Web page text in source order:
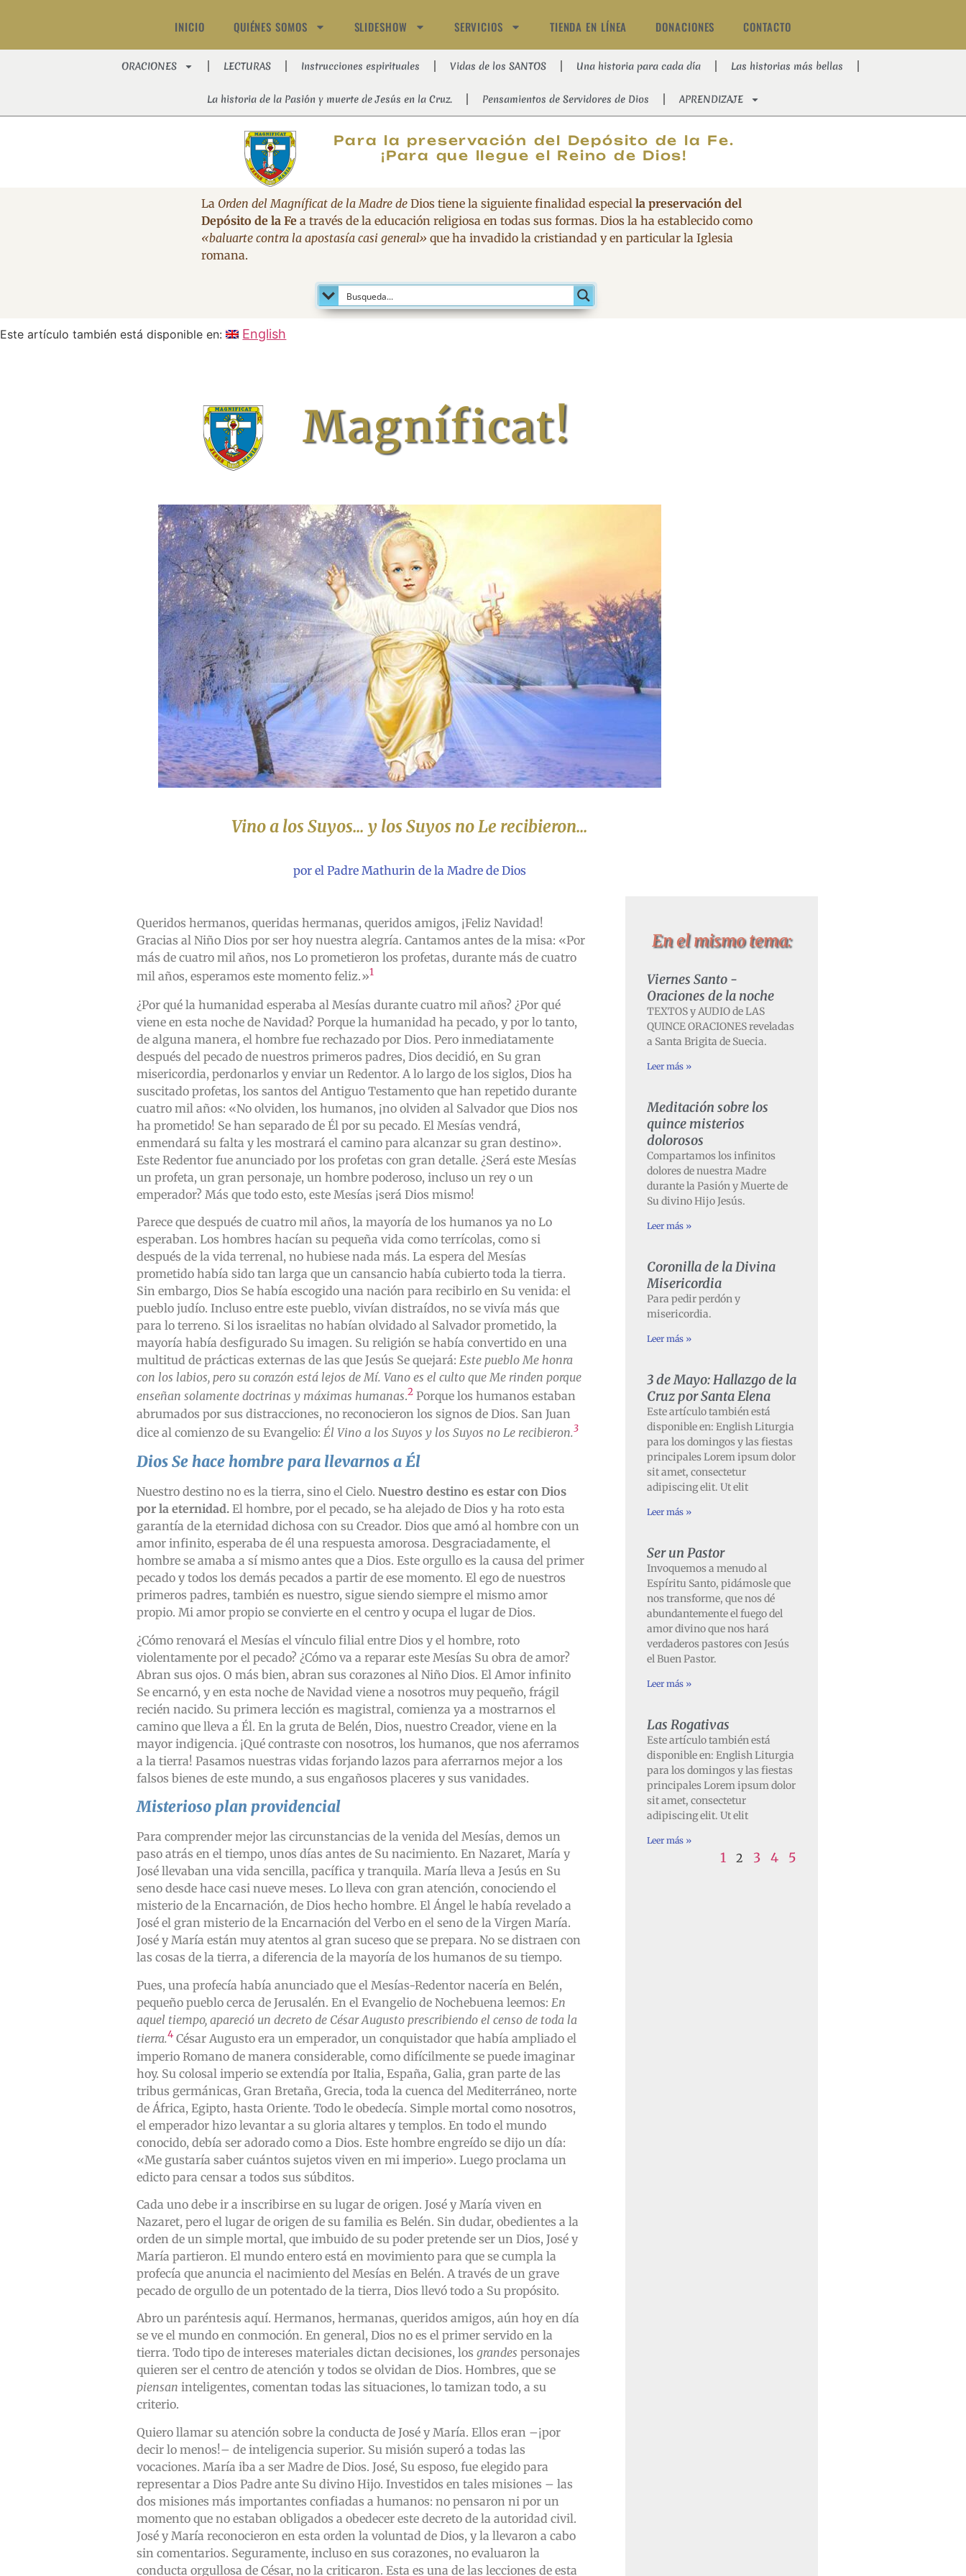
INICIO QUIÉNES SOMOS SLIDESHOW SERVICIOS TIENDA EN LÍNEA DONACIONES CONTACTO
ORACIONES LECTURAS Instrucciones espirituales Vidas de los SANTOS Una historia para cada día Las historias más bellas
La historia de la Pasión y muerte de Jesús en la Cruz. Pensamientos de Servidores de Dios APRENDIZAJE
Para la preservación del Depósito de la Fe.
¡Para que llegue el Reino de Dios!
MAGNIFICAT
La Orden del Magníficat de la Madre de Dios tiene la siguiente finalidad especial la preservación del
Depósito de la Fe a través de la educación religiosa en todas sus formas. Dios la ha establecido como
«baluarte contra la apostasía casi general» que ha invadido la cristiandad y en particular la Iglesia
romana.
Este artículo también está disponible en: English
Magníficat!
Vino a los Suyos… y los Suyos no Le recibieron…
por el Padre Mathurin de la Madre de Dios
Queridos hermanos, queridas hermanas, queridos amigos, ¡Feliz Navidad!
Gracias al Niño Dios por ser hoy nuestra alegría. Cantamos antes de la misa: «Por
más de cuatro mil años, nos Lo prometieron los profetas, durante más de cuatro
mil años, esperamos este momento feliz.»1
¿Por qué la humanidad esperaba al Mesías durante cuatro mil años? ¿Por qué
viene en esta noche de Navidad? Porque la humanidad ha pecado, y por lo tanto,
de alguna manera, el hombre fue rechazado por Dios. Pero inmediatamente
después del pecado de nuestros primeros padres, Dios decidió, en Su gran
misericordia, perdonarlos y enviar un Redentor. A lo largo de los siglos, Dios ha
suscitado profetas, los santos del Antiguo Testamento que han repetido durante
cuatro mil años: «No olviden, los humanos, ¡no olviden al Salvador que Dios nos
ha prometido! Se han separado de Él por su pecado. El Mesías vendrá,
enmendará su falta y les mostrará el camino para alcanzar su gran destino».
Este Redentor fue anunciado por los profetas con gran detalle. ¿Será este Mesías
un profeta, un gran personaje, un hombre poderoso, incluso un rey o un
emperador? Más que todo esto, este Mesías ¡será Dios mismo!
Parece que después de cuatro mil años, la mayoría de los humanos ya no Lo
esperaban. Los hombres hacían su pequeña vida como terrícolas, como si
después de la vida terrenal, no hubiese nada más. La espera del Mesías
prometido había sido tan larga que un cansancio había cubierto toda la tierra.
Sin embargo, Dios Se había escogido una nación para recibirlo en Su venida: el
pueblo judío. Incluso entre este pueblo, vivían distraídos, no se vivía más que
para lo terreno. Si los israelitas no habían olvidado al Salvador prometido, la
mayoría había desfigurado Su imagen. Su religión se había convertido en una
multitud de prácticas externas de las que Jesús Se quejará: Este pueblo Me honra
con los labios, pero su corazón está lejos de Mí. Vano es el culto que Me rinden porque
enseñan solamente doctrinas y máximas humanas.2 Porque los humanos estaban
abrumados por sus distracciones, no reconocieron los signos de Dios. San Juan
dice al comienzo de su Evangelio: Él Vino a los Suyos y los Suyos no Le recibieron.3
Dios Se hace hombre para llevarnos a Él
Nuestro destino no es la tierra, sino el Cielo. Nuestro destino es estar con Dios
por la eternidad. El hombre, por el pecado, se ha alejado de Dios y ha roto esta
garantía de la eternidad dichosa con su Creador. Dios que amó al hombre con un
amor infinito, esperaba de él una respuesta amorosa. Desgraciadamente, el
hombre se amaba a sí mismo antes que a Dios. Este orgullo es la causa del primer
pecado y todos los demás pecados a partir de ese momento. El ego de nuestros
primeros padres, también es nuestro, sigue siendo siempre el mismo amor
propio. Mi amor propio se convierte en el centro y ocupa el lugar de Dios.
¿Cómo renovará el Mesías el vínculo filial entre Dios y el hombre, roto
violentamente por el pecado? ¿Cómo va a reparar este Mesías Su obra de amor?
Abran sus ojos. O más bien, abran sus corazones al Niño Dios. El Amor infinito
Se encarnó, y en esta noche de Navidad viene a nosotros muy pequeño, frágil
recién nacido. Su primera lección es magistral, comienza ya a mostrarnos el
camino que lleva a Él. En la gruta de Belén, Dios, nuestro Creador, viene en la
mayor indigencia. ¡Qué contraste con nosotros, los humanos, que nos aferramos
a la tierra! Pasamos nuestras vidas forjando lazos para aferrarnos mejor a los
falsos bienes de este mundo, a sus engañosos placeres y sus vanidades.
Misterioso plan providencial
Para comprender mejor las circunstancias de la venida del Mesías, demos un
paso atrás en el tiempo, unos días antes de Su nacimiento. En Nazaret, María y
José llevaban una vida sencilla, pacífica y tranquila. María lleva a Jesús en Su
seno desde hace casi nueve meses. Lo lleva con gran atención, conociendo el
misterio de la Encarnación, de Dios hecho hombre. El Ángel le había revelado a
José el gran misterio de la Encarnación del Verbo en el seno de la Virgen María.
José y María están muy atentos al gran suceso que se prepara. No se distraen con
las cosas de la tierra, a diferencia de la mayoría de los humanos de su tiempo.
Pues, una profecía había anunciado que el Mesías-Redentor nacería en Belén,
pequeño pueblo cerca de Jerusalén. En el Evangelio de Nochebuena leemos: En
aquel tiempo, apareció un decreto de César Augusto prescribiendo el censo de toda la
tierra.4 César Augusto era un emperador, un conquistador que había ampliado el
imperio Romano de manera considerable, como difícilmente se puede imaginar
hoy. Su colosal imperio se extendía por Italia, España, Galia, gran parte de las
tribus germánicas, Gran Bretaña, Grecia, toda la cuenca del Mediterráneo, norte
de África, Egipto, hasta Oriente. Todo le obedecía. Simple mortal como nosotros,
el emperador hizo levantar a su gloria altares y templos. En todo el mundo
conocido, debía ser adorado como a Dios. Este hombre engreído se dijo un día:
«Me gustaría saber cuántos sujetos viven en mi imperio». Luego proclama un
edicto para censar a todos sus súbditos.
Cada uno debe ir a inscribirse en su lugar de origen. José y María viven en
Nazaret, pero el lugar de origen de su familia es Belén. Sin dudar, obedientes a la
orden de un simple mortal, que imbuido de su poder pretende ser un Dios, José y
María partieron. El mundo entero está en movimiento para que se cumpla la
profecía que anuncia el nacimiento del Mesías en Belén. A través de un grave
pecado de orgullo de un potentado de la tierra, Dios llevó todo a Su propósito.
Abro un paréntesis aquí. Hermanos, hermanas, queridos amigos, aún hoy en día
se ve el mundo en conmoción. En general, Dios no es el primer servido en la
tierra. Todo tipo de intereses materiales dictan decisiones, los grandes personajes
quieren ser el centro de atención y todos se olvidan de Dios. Hombres, que se
piensan inteligentes, comentan todas las situaciones, lo tamizan todo, a su
criterio.
Quiero llamar su atención sobre la conducta de José y María. Ellos eran –¡por
decir lo menos!– de inteligencia superior. Su misión superó a todas las
vocaciones. María iba a ser Madre de Dios. José, Su esposo, fue elegido para
representar a Dios Padre ante Su divino Hijo. Investidos en tales misiones – las
dos misiones más importantes confiadas a humanos: no pensaron ni por un
momento que no estaban obligados a obedecer este decreto de la autoridad civil.
José y María reconocieron en esta orden la voluntad de Dios, y la llevaron a cabo
sin comentarios. Seguramente, incluso en sus corazones, no evaluaron la
conducta orgullosa de César, no la criticaron. Esta es una de las lecciones de esta
En el mismo tema:
Viernes Santo -
Oraciones de la noche
TEXTOS y AUDIO de LAS
QUINCE ORACIONES reveladas
a Santa Brigita de Suecia.
Leer más »
Meditación sobre los
quince misterios
dolorosos
Compartamos los infinitos
dolores de nuestra Madre
durante la Pasión y Muerte de
Su divino Hijo Jesús.
Leer más »
Coronilla de la Divina
Misericordia
Para pedir perdón y
misericordia.
Leer más »
3 de Mayo: Hallazgo de la
Cruz por Santa Elena
Este artículo también está
disponible en: English Liturgia
para los domingos y las fiestas
principales Lorem ipsum dolor
sit amet, consectetur
adipiscing elit. Ut elit
Leer más »
Ser un Pastor
Invoquemos a menudo al
Espíritu Santo, pidámosle que
nos transforme, que nos dé
abundantemente el fuego del
amor divino que nos hará
verdaderos pastores con Jesús
el Buen Pastor.
Leer más »
Las Rogativas
Este artículo también está
disponible en: English Liturgia
para los domingos y las fiestas
principales Lorem ipsum dolor
sit amet, consectetur
adipiscing elit. Ut elit
Leer más »
1 2 3 4 5